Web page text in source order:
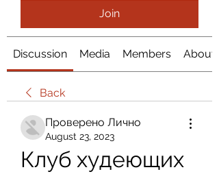
Join
Discussion Media Members About
Back
Проверено Лично
August 23, 2023
Клуб худеющих